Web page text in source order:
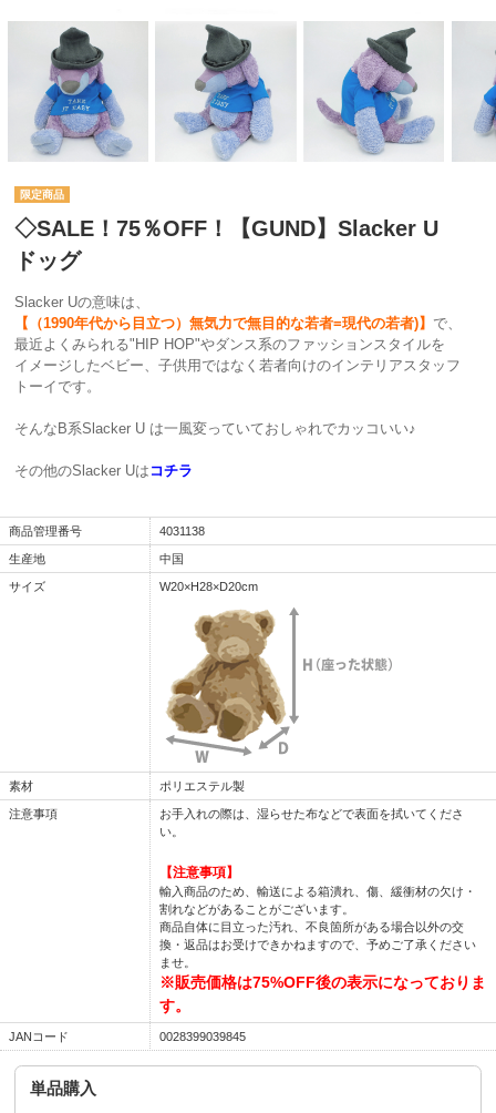
◇SALE！75％OFF！【GUND】Slacker U
ドッグ
Slacker Uの意味は、
【（1990年代から目立つ）無気力で無目的な若者=現代の若者)】 で、
最近よくみられる"HIP HOP"やダンス系のファッションスタイルを
イメージしたベビー、子供用ではなく若者向けのインテリアスタッフ
トーイです。
そんなB系Slacker U は一風変っていておしゃれでカッコいい♪
その他のSlacker Uは コチラ
商品管理番号 4031138
生産地 中国
サイズ W20×H28×D20cm
素材 ポリエステル製
注意事項
お手入れの際は、湿らせた布などで表面を拭いてくださ
い。
【注意事項】
輸入商品のため、輸送による箱潰れ、傷、緩衝材の欠け・
割れなどがあることがございます。
商品自体に目立った汚れ、不良箇所がある場合以外の交
換・返品はお受けできかねますので、予めご了承ください
ませ。
※販売価格は75%OFF後の表示になっておりま
す。
JANコード 0028399039845
単品購入